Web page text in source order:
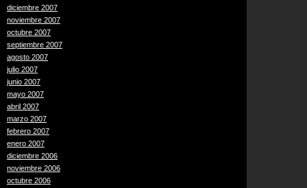
diciembre 2007
noviembre 2007
octubre 2007
septiembre 2007
agosto 2007
julio 2007
junio 2007
mayo 2007
abril 2007
marzo 2007
febrero 2007
enero 2007
diciembre 2006
noviembre 2006
octubre 2006